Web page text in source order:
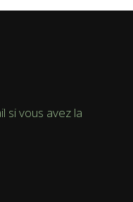
si vous avez la